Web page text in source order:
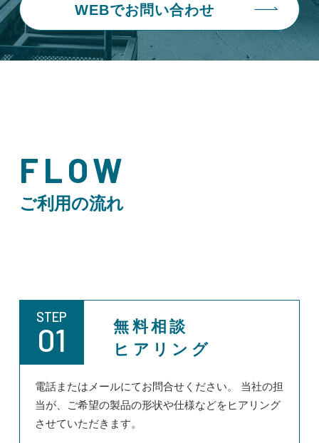
WEBでお問い合わせ
FLOW
ご利用の流れ
STEP
01
無料相談
ヒアリング
電話またはメールにてお問合せください。 当社の担
当が、ご希望の製品の形状や仕様などをヒアリング
させていただきます。